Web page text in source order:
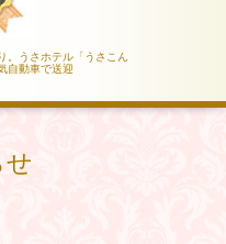
。うさホテル「うさこん
自動車で送迎